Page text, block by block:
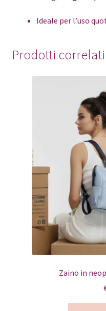
Ideale per l’uso
Prodotti correlati
Zaino in